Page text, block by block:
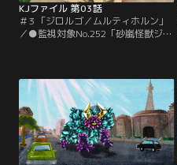
KJファイル 第03話
＃3 「ジロルゴ／ムルティホルン」
／●監視対象No.252「砂嵐怪獣ジロ
因は砂漠の砂をジェット噴射する怪
獣によるものだった…。●監視対象
No.146「多角怪獣ムルティホルン」
について、ルル・ドゥ・ピカード博
士より報告。南方のジャングルにて
無数のツノを…。